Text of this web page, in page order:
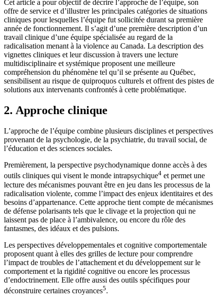
Cet article a pour objectif de décrire l’approche de l’équipe, son
offre de service et d’illustrer les principales catégories de situations
cliniques pour lesquelles l’équipe fut sollicitée durant sa première
année de fonctionnement. Il s’agit d’une première description d’un
travail clinique d’une équipe spécialisée au regard de la
radicalisation menant à la violence au Canada. La description des
vignettes cliniques et leur discussion à travers une lecture
multidisciplinaire et systémique proposent une meilleure
compréhension du phénomène tel qu’il se présente au Québec,
sensibilisent au risque de quiproquos culturels et offrent des pistes de
solutions aux intervenants confrontés à cette problématique.
2. Approche clinique
L’approche de l’équipe combine plusieurs disciplines et perspectives
provenant de la psychologie, de la psychiatrie, du travail social, de
l’éducation et des sciences sociales.
Premièrement, la perspective psychodynamique donne accès à des
outils cliniques qui visent le monde intrapsychique4 et permet une
lecture des mécanismes pouvant être en jeu dans les processus de la
radicalisation violente, comme l’impact des enjeux identitaires et des
besoins d’appartenance. Cette approche tient compte de mécanismes
de défense polarisants tels que le clivage et la projection qui ne
laissent pas de place à l’ambivalence, ou encore du rôle des
fantasmes, des idéaux et des pulsions.
Les perspectives développementales et cognitive comportementale
proposent quant à elles des grilles de lecture pour comprendre
l’impact de troubles de l’attachement et du développement sur le
comportement et la rigidité cognitive ou encore les processus
d’endoctrinement. Elle offre aussi des outils spécifiques pour
déconstruire certaines croyances5.